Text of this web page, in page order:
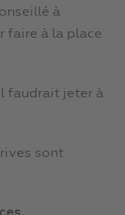
à
faire à la place
faudrait jeter à
sont